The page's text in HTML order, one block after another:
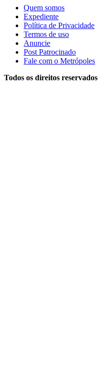
Quem somos
Expediente
Política de Privacidade
Termos de uso
Anuncie
Post Patrocinado
Fale com o Metrópoles
Todos os direitos reservados